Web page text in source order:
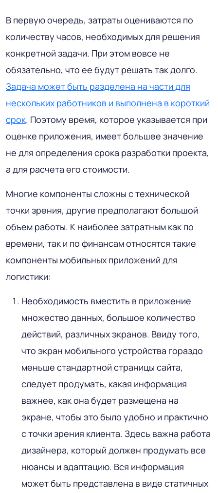
В первую очередь, затраты оцениваются по
количеству часов, необходимых для решения
конкретной задачи. При этом вовсе не
обязательно, что ее будут решать так долго.
Задача может быть разделена на части для
нескольких работников и выполнена в короткий
срок. Поэтому время, которое указывается при
оценке приложения, имеет большее значение
не для определения срока разработки проекта,
а для расчета его стоимости.
Многие компоненты сложны с технической
точки зрения, другие предполагают большой
объем работы. К наиболее затратным как по
времени, так и по финансам относятся такие
компоненты мобильных приложений для
логистики:
Необходимость вместить в приложение
множество данных, большое количество
действий, различных экранов. Ввиду того,
что экран мобильного устройства гораздо
меньше стандартной страницы сайта,
следует продумать, какая информация
важнее, как она будет размещена на
экране, чтобы это было удобно и практично
с точки зрения клиента. Здесь важна работа
дизайнера, который должен продумать все
нюансы и адаптацию. Вся информация
может быть представлена в виде статичных